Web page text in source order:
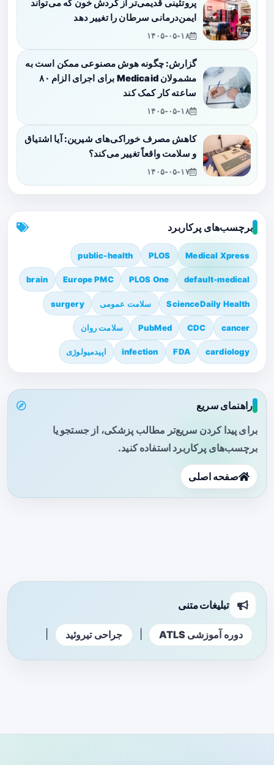
پروتئینی قدیمی‌تر از گردش خون که می‌تواند
ایمن‌درمانی سرطان را تغییر دهد
۱۴۰۵-۰۵-۱۸
گزارش: چگونه هوش مصنوعی ممکن است به
مشمولان Medicaid برای اجرای الزام ۸۰
ساعته کار کمک کند
۱۴۰۵-۰۵-۱۸
کاهش مصرف خوراکی‌های شیرین: آیا اشتیاق
و سلامت واقعاً تغییر می‌کند؟
۱۴۰۵-۰۵-۱۷
برچسب‌های پرکاربرد
Medical Xpress
PLOS
public-health
default-medical
PLOS One
Europe PMC
brain
ScienceDaily Health سلامت عمومی surgery
cancer
CDC
PubMed سلامت روان
cardiology
FDA
infection اپیدمیولوژی
راهنمای سریع
برای پیدا کردن سریع‌تر مطالب پزشکی، از جستجو یا
برچسب‌های پرکاربرد استفاده کنید.
صفحه اصلی
تبلیغات متنی
دوره آموزشی ATLS جراحی تیروئید